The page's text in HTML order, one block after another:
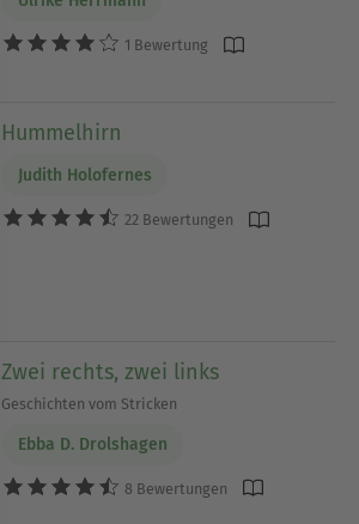
1 Bewertung
Hummelhirn
Judith Holofernes
22 Bewertungen
Zwei rechts, zwei links
Geschichten vom Stricken
Ebba D. Drolshagen
8 Bewertungen